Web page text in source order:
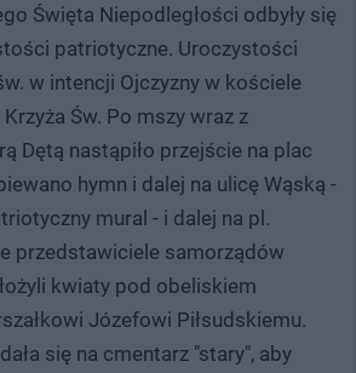
Święta Niepodległości odbyły się
patriotyczne. Uroczystości
w intencji Ojczyzny w kościele
Św. Po mszy wraz z
Dętą nastąpiło przejście na plac
hymn i dalej na ulicę Wąską -
mural - i dalej na pl.
przedstawiciele samorządów
kwiaty pod obeliskiem
Józefowi Piłsudskiemu.
się na cmentarz "stary", aby